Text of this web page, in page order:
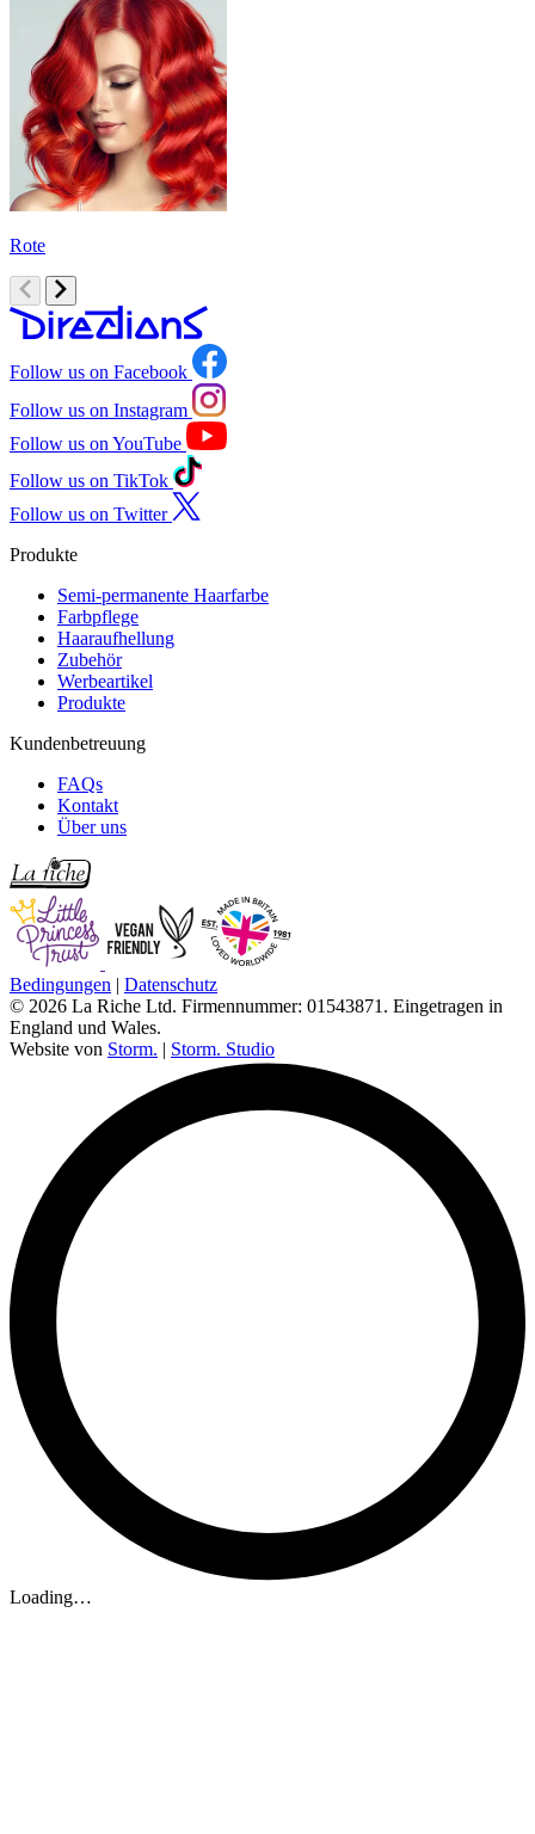
Rote
Follow us on Facebook
Follow us on Instagram
Follow us on YouTube
Follow us on TikTok
Follow us on Twitter
Produkte
Semi-permanente Haarfarbe
Farbpflege
Haaraufhellung
Zubehör
Werbeartikel
Produkte
Kundenbetreuung
FAQs
Kontakt
Über uns
Bedingungen | Datenschutz
© 2026 La Riche Ltd. Firmennummer: 01543871. Eingetragen in
England und Wales.
Website von Storm. | Storm. Studio
Loading…